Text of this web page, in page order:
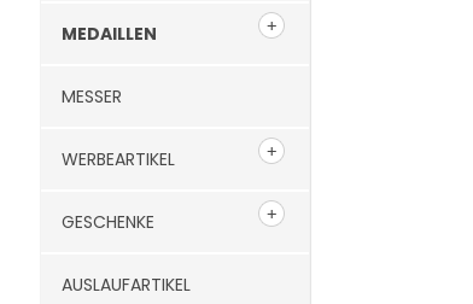
MEDAILLEN
MESSER
WERBEARTIKEL
GESCHENKE
AUSLAUFARTIKEL